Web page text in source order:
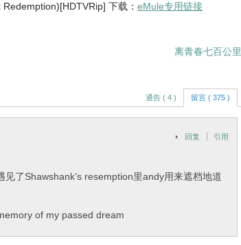
下载： eMule专用链接
离青春七百公里
通告 ( 4 ) 留言 ( 375 )
回复 引用
了Shawshank’s resemption里andy用来遮档地道
of my passed dream